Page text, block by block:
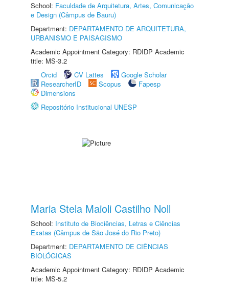
School: Faculdade de Arquitetura, Artes, Comunicação
e Design (Câmpus de Bauru)
Department: DEPARTAMENTO DE ARQUITETURA,
URBANISMO E PAISAGISMO
Academic Appointment Category: RDIDP Academic
title: MS-3.2
Orcid
CV Lattes
Google Scholar
ResearcherID
Scopus
Fapesp
Dimensions
Repositório Institucional UNESP
Maria Stela Maioli Castilho Noll
School: Instituto de Biociências, Letras e Ciências
Exatas (Câmpus de São José do Rio Preto)
Department: DEPARTAMENTO DE CIÊNCIAS
BIOLÓGICAS
Academic Appointment Category: RDIDP Academic
title: MS-5.2